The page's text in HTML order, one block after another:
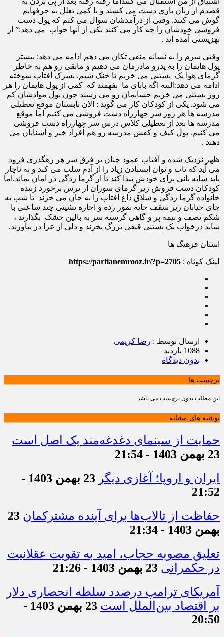
قصدم از زبان بازی دست می کشند و با کمی تعلل به حرفهایم
گوش می کنند. وقتی از درآمدشان سوال می کنم که پول دست
فروشی خودشان را چه کار می کنند یکی از آنها جواب می دهد:” از
بهزیستی آمده اید .
وقتی سرم را به نشانه منفی تکان می دهم ادامه می دهد: بیشتر
پول هایمان را به پدرو مادرمان می دهیم و مابقی رو هم به خاطر
گرمای هوا یک بستنی می خریم‌ تا خنک شیم. پسرک آفتاب سوخته
ادامه می دهد:البته اگه بابای ما بفهمند که کمی از پول هایمان را هر
روز بستنی می خریم حسابمان رو می رسند چون پول موادشان کم
می شود. یکی از کودکان کار می گوید : الان تابستان موقع تعطیلی
مدرسه ها هر روز سر چهارراه دست فروشی می کنیم اما موقع
مدرسه ها بعد از تعطیلی کلاس درس سر چهارراه دست فروشی
می کنیم. پول کیف و کفش مدرسه رو هم افراد خیر و آشنایان می
دهند .
ظهر نزدیک شده و آفتاب عمود چنان بر فرق سر هر رهگذری فرود
می آید که تاب و توان ایستادن زیاد را از آدم سلب می کند و به ناچار
باید سایه بانی برای خودش پیدا کند تا از گرما زدگی در امان بماند.اما
کودکان دست فروش زیر گرمای سوزان از ترس برخورد زننده
خانواده گرما زدگی و شلاق داغ آفتاب را به جان می خرند تا شب به
جای خیابان زیر سقف خانه نمور زده و اجاره نشینی چند ساعتی با
شکم نصف و نیمه پر و گاهی گرسنه سر به بالین خشک بگذارند ،
شاید درخواب یک بستنی قیفی بزرگ بخرند و دلی از عزا در بیاورند.
استان فرهنگ ها
لینک کوتاه : https://partianemrooz.ir/?p=2705
ارسال توسط : رضا کریمی
1088 بازدید
بدون دیدگاه
برچسب ها
این مطلب بدون برچسب می باشد.
نوشته های مشابه
حمایت از سینمای دغدغه‌مند یک اصل است
23 بهمن 1403 - 21:54
ایران و اروپا؛ آغازی دیگر
23 بهمن 1403 -
21:52
حفاظت از تالاب‌ها برای آینده مشترکمان 23
بهمن 1403 - 21:34
تعلیق مصوبه حجاب، امید به تقویت عقلانیت
در حکمرانی 23 بهمن 1403 - 21:26
آمریکای ترامپ درصدد سلطه انحصاری دلار
بر اقتصاد بین‌الملل است
23 بهمن 1403 -
20:50